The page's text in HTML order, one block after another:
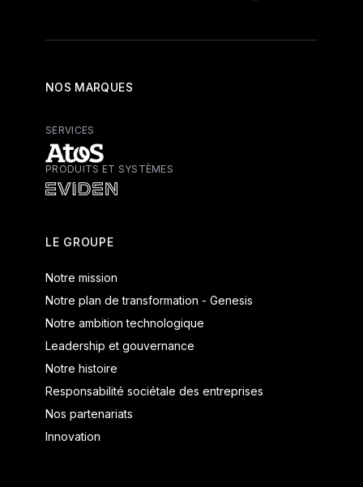
NOS MARQUES
SERVICES
Atos - Services
PRODUITS ET SYSTÈMES
LE GROUPE
Notre mission
Notre plan de transformation - Genesis
Notre ambition technologique
Leadership et gouvernance
Notre histoire
Responsabilité sociétale des entreprises
Nos partenariats
Innovation